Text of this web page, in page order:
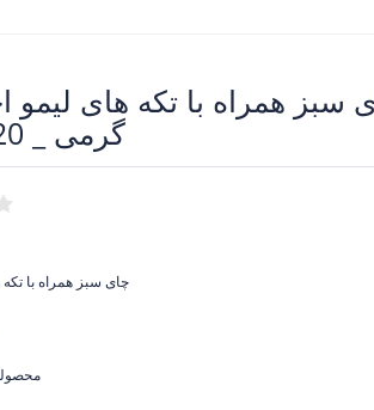
گرمی _ 20 عددی
•چای سبز همراه با